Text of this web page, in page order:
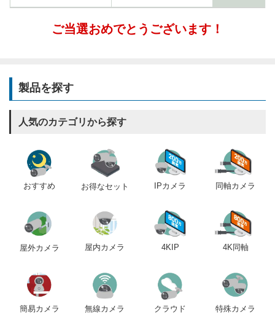
ご当選おめでとうございます！
製品を探す
人気のカテゴリから探す
おすすめ お得なセット IPカメラ 同軸カメラ
屋外カメラ 屋内カメラ 4KIP 4K同軸
簡易カメラ 無線カメラ クラウド 特殊カメラ